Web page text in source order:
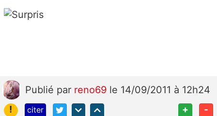
Publié par reno69 le 14/09/2011 à 12h24
!
citer + -